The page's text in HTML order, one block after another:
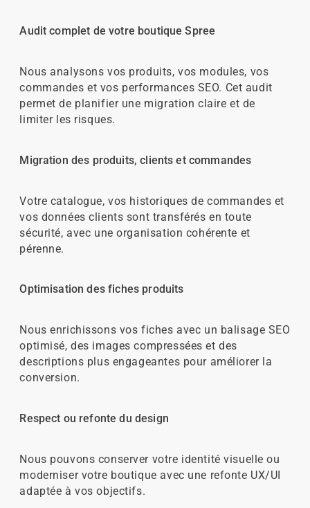
Audit complet de votre boutique Spree
Nous analysons vos produits, vos modules, vos
commandes et vos performances SEO. Cet audit
permet de planifier une migration claire et de
limiter les risques.
Migration des produits, clients et commandes
Votre catalogue, vos historiques de commandes et
vos données clients sont transférés en toute
sécurité, avec une organisation cohérente et
pérenne.
Optimisation des fiches produits
Nous enrichissons vos fiches avec un balisage SEO
optimisé, des images compressées et des
descriptions plus engageantes pour améliorer la
conversion.
Respect ou refonte du design
Nous pouvons conserver votre identité visuelle ou
moderniser votre boutique avec une refonte UX/UI
adaptée à vos objectifs.